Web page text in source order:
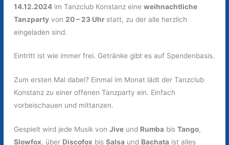
14.12.2024 im Tanzclub Konstanz eineweihnachtliche
Tanzparty von 20 – 23 Uhr statt, zu der alle herzlich
eingeladen sind.
Eintritt ist wie immer frei. Getränke gibt es auf Spendenbasis.
Zum ersten Mal dabei? Einmal im Monat lädt der Tanzclub
Konstanz zu einer offenen Tanzparty ein. Einfach
vorbeischauen und mittanzen.
Gespielt wird jede Musik vonJive und Rumba bisTango,
Slowfox, über Discofox bisSalsa und Bachata ist alles